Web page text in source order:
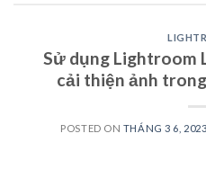
Sử dụng Lightroom
cải thiện ảnh
POSTED ON THÁNG 3 6, 2023